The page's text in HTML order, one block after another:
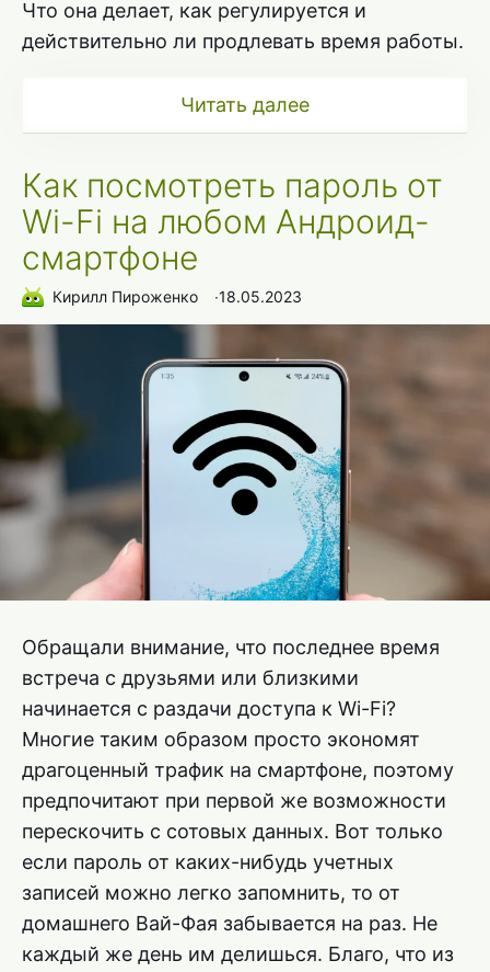
Что она делает, как регулируется и
действительно ли продлевать время работы.
Читать далее
Как посмотреть пароль от
Wi-Fi на любом Андроид-
смартфоне
Кирилл Пироженко ∙18.05.2023
Обращали внимание, что последнее время
встреча с друзьями или близкими
начинается с раздачи доступа к Wi-Fi?
Многие таким образом просто экономят
драгоценный трафик на смартфоне, поэтому
предпочитают при первой же возможности
перескочить с сотовых данных. Вот только
если пароль от каких-нибудь учетных
записей можно легко запомнить, то от
домашнего Вай-Фая забывается на раз. Не
каждый же день им делишься. Благо, что из